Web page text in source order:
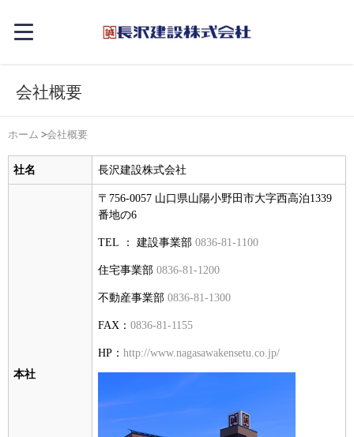
会社概要
ホーム >会社概要
社名 長沢建設株式会社
本社
〒756-0057 山口県山陽小野田市大字西高泊1339
番地の6
TEL ： 建設事業部 0836-81-1100
住宅事業部 0836-81-1200
不動産事業部 0836-81-1300
FAX： 0836-81-1155
HP： http://www.nagasawakensetu.co.jp/